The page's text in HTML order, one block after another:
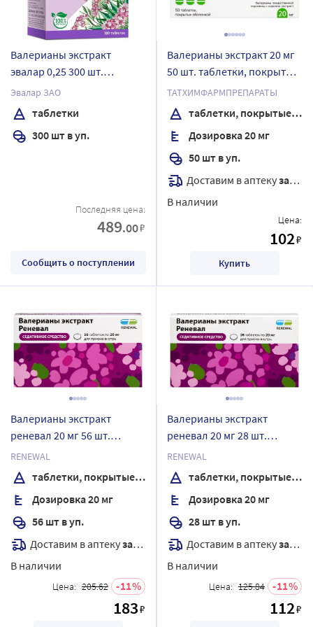
Валерианы экстракт
эвалар 0,25 300 шт.
таблетки
Эвалар ЗАО
таблетки
300 шт в уп.
Последняя цена:
489.00₽
Сообщить о поступлении
Валерианы экстракт 20 мг
50 шт. таблетки, покрытые
оболочкой
ТАТХИМФАРМПРЕПАРАТЫ
таблетки, покрытые оболочкой
Дозировка 20 мг
50 шт в уп.
Доставим в аптекузавтра
В наличии
Цена:
102₽
Купить
Валерианы экстракт
реневал 20 мг 56 шт.
таблетки, покрытые
пленочной оболочкой
RENEWAL
таблетки, покрытые пленочной оболочкой
Дозировка 20 мг
56 шт в уп.
Доставим в аптекузавтра
В наличии
Цена: 205.62 11
183₽
Валерианы экстракт
реневал 20 мг 28 шт.
таблетки, покрытые
пленочной оболочкой
RENEWAL
таблетки, покрытые пленочной оболочкой
Дозировка 20 мг
28 шт в уп.
Доставим в аптекузавтра
В наличии
Цена: 125.84 11
112₽